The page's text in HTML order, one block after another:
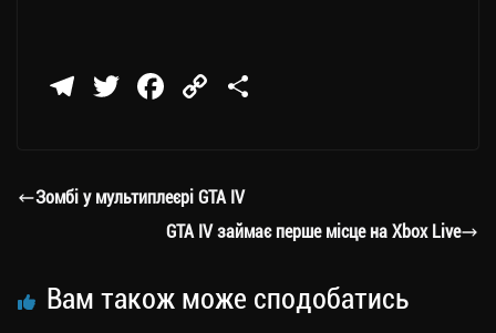
Te
a
T
er
Fa
ok
C
Li
nk ти
Зомбі у мультиплеєрі GTA IV
GTA IV займає перше місце на Xbox Live
Вам також може сподобатись